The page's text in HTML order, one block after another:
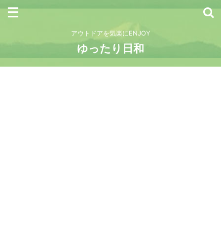
アウトドアを気楽にENJOY
ゆったり日和